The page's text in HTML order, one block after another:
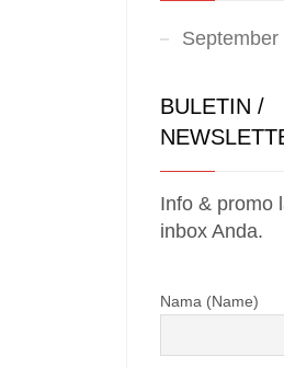
September
BULETIN /
Info & promo
inbox Anda.
Nama (Name)